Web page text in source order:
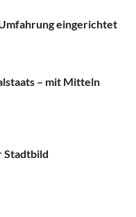
eingerichtet
– mit Mitteln
Stadtbild